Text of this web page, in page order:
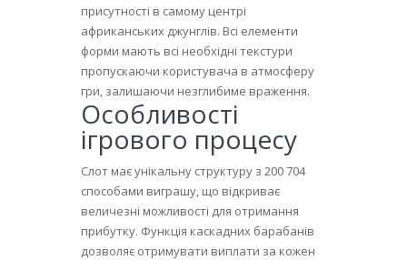
присутності в самому центрі
африканських джунглів. Всі елементи
форми мають всі необхідні текстури
пропускаючи користувача в атмосферу
гри, залишаючи незглибиме враження.
Особливості
ігрового процесу
Слот має унікальну структуру з 200 704
способами виграшу, що відкриває
величезні можливості для отримання
прибутку. Функція каскадних барабанів
дозволяє отримувати виплати за кожен